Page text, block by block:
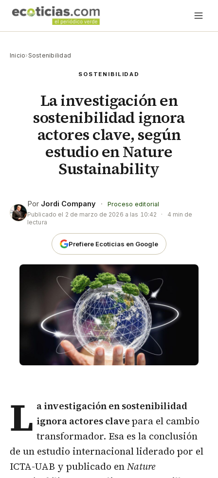
Inicio›Sostenibilidad
SOSTENIBILIDAD
La investigación en
sostenibilidad ignora
actores clave, según
estudio en Nature
Sustainability
Por Jordi Company ·
Proceso editorial
Publicado el 2 de marzo de 2026 a las 10:42 ·
4 min de
lectura
Prefiere Ecoticias en Google
L a investigación en sostenibilidad
ignora actores clavepara el cambio
transformador. Esa es la conclusión
de un estudio internacional liderado por el
ICTA-UAB y publicado enNature